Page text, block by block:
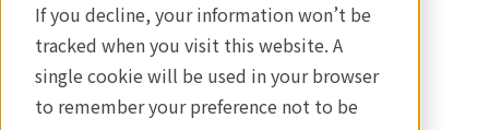
If you decline, your information won’t be
tracked when you visit this website. A
single cookie will be used in your browser
to remember your preference not to be
アプリケーションノート B-XRI1028